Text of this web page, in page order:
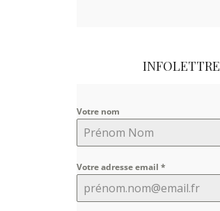
INFOLETTRE
Votre nom
Votre adresse email *